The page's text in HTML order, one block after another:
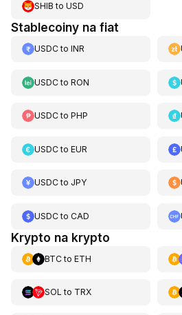
SHIB to USD
Stablecoiny na fiat
USDCto INR
USDCto RON
USDCto PHP
USDCto EUR
USDCto JPY
USDCto CAD
Krypto na krypto
BTCto ETH
SOL to TRX